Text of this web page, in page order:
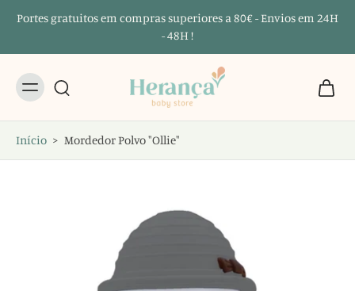
Portes gratuitos em compras superiores a 80€ - Envios em 24H
- 48H !
Início > Mordedor Polvo "Ollie"